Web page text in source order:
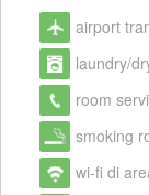
airport
laundry/
room
smoking
wi-fi di